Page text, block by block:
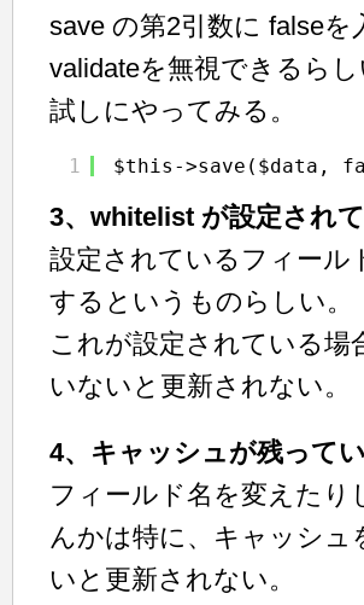
save の第2引数に falseを
validateを無視できるらし
試しにやってみる。
1 $this->save($data,
3、whitelist が設定されて
設定されているフィール
するというものらしい。
これが設定されている場
いないと更新されない。
4、キャッシュが残ってい
フィールド名を変えたり
んかは特に、キャッシュ
いと更新されない。